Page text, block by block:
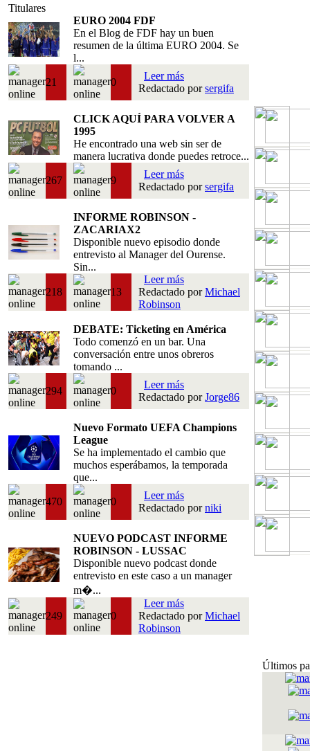
Titulares
EURO 2004 FDF
En el Blog de FDF hay un buen
resumen de la última EURO 2004. Se
l...
21 0
Leer más
Redactado porsergifa
CLICK AQUÍ PARA VOLVER A
1995
He encontrado una web sin ser de
manera lucrativa donde puedes retroce...
267 9
Leer más
Redactado porsergifa
INFORME ROBINSON -
ZACARIAX2
Disponible nuevo episodio donde
entrevisto al Manager del Ourense.
Sin...
218 13
Leer más
Redactado porMichael
Robinson
DEBATE: Ticketing en América
Todo comenzó en un bar. Una
conversación entre unos obreros
tomando ...
294 0
Leer más
Redactado porJorge86
Nuevo Formato UEFA Champions
League
Se ha implementado el cambio que
muchos esperábamos, la temporada
que...
470 0
Leer más
Redactado porniki
NUEVO PODCAST INFORME
ROBINSON - LUSSAC
Disponible nuevo podcast donde
entrevisto en este caso a un manager
m�...
249 0
Leer más
Redactado porMichael
Robinson
Últimos